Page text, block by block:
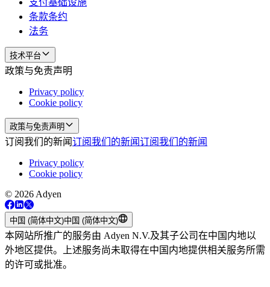
条款条约
法务
技术平台
政策与免责声明
Privacy policy
Cookie policy
政策与免责声明
订阅我们的新闻订阅我们的新闻订阅我们的新闻
Privacy policy
Cookie policy
© 2026 Adyen
中国 (简体中文)中国 (简体中文)
本网站所推广的服务由 Adyen N.V.及其子公司在中国内地以
外地区提供。上述服务尚未取得在中国内地提供相关服务所需
的许可或批准。